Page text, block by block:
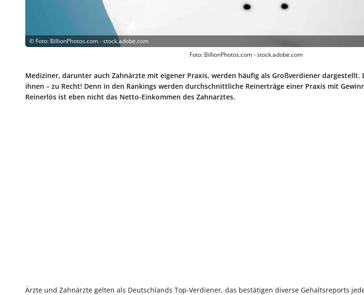
© Foto: BillionPhotos.com - stock.adobe.com
Foto: BillionPhotos.com - stock.adobe.com
Mediziner, darunter auch Zahnärzte mit eigener Praxis, werden häufig als Großverdiener dargestellt.
ihnen – zu Recht! Denn in den Rankings werden durchschnittliche Reinerträge einer Praxis mit
Reinerlös ist eben nicht das Netto-Einkommen des Zahnarztes.
Ärzte und Zahnärzte gelten als Deutschlands Top-Verdiener, das bestätigen diverse Gehaltsreports